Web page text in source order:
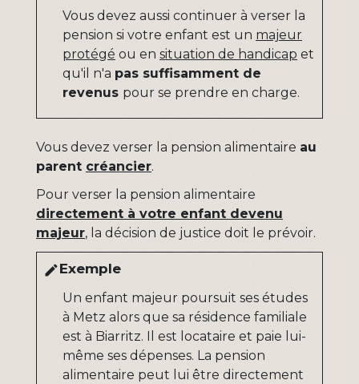
Vous devez aussi continuer à verser la
pension si votre enfant est un majeur
protégé ou en situation de handicap et
qu'il n'a pas suffisamment de
revenus pour se prendre en charge.
Vous devez verser la pension alimentaire au
parent créancier.
Pour verser la pension alimentaire
directement à votre enfant devenu
majeur, la décision de justice doit le prévoir.
editExemple
Un enfant majeur poursuit ses études
à Metz alors que sa résidence familiale
est à Biarritz. Il est locataire et paie lui-
même ses dépenses. La pension
alimentaire peut lui être directement